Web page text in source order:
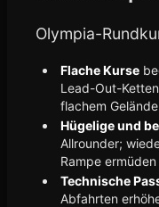
Olympia-
Flache Kurse
Lead-Out-
flachem
Hügelige und
Allrounder;
Rampe
Technische
Abfahrten